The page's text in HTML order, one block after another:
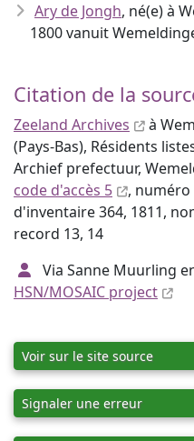
Ary de Jongh, né(e) à
1800 vanuit
Citation de la
Zeeland Archives
à
(Pays-Bas), Résidents
Archief prefectuur,
code d'accès 5
, numéro
d'inventaire 364, 1811,
record 13, 14
Via Sanne Muurling
HSN/MOSAIC project
Voir sur le site source
Signaler une erreur